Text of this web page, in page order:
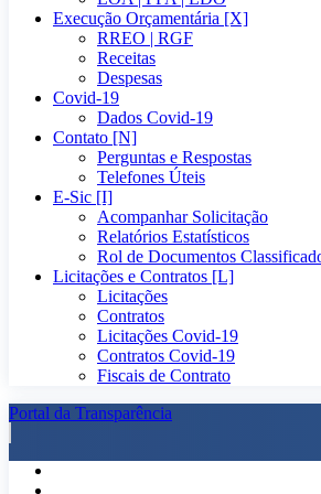
Execução Orçamentária [X]
RREO | RGF
Receitas
Despesas
Covid-19
Dados Covid-19
Contato [N]
Perguntas e Respostas
Telefones Úteis
E-Sic [I]
Acompanhar Solicitação
Relatórios Estatísticos
Rol de Documentos
Licitações e Contratos [L]
Licitações
Contratos
Licitações Covid-19
Contratos Covid-19
Fiscais de Contrato
Portal da Transparência